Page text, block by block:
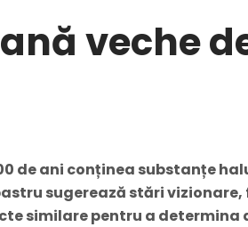
veche
de ani conținea substanțe
sugerează stări
similare pentru a determina